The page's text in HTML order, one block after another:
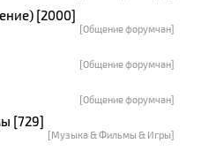
[2000]
[Общение форумчан]
[Общение форумчан]
[Общение форумчан]
[729]
[Музыка & Фильмы & Игры]